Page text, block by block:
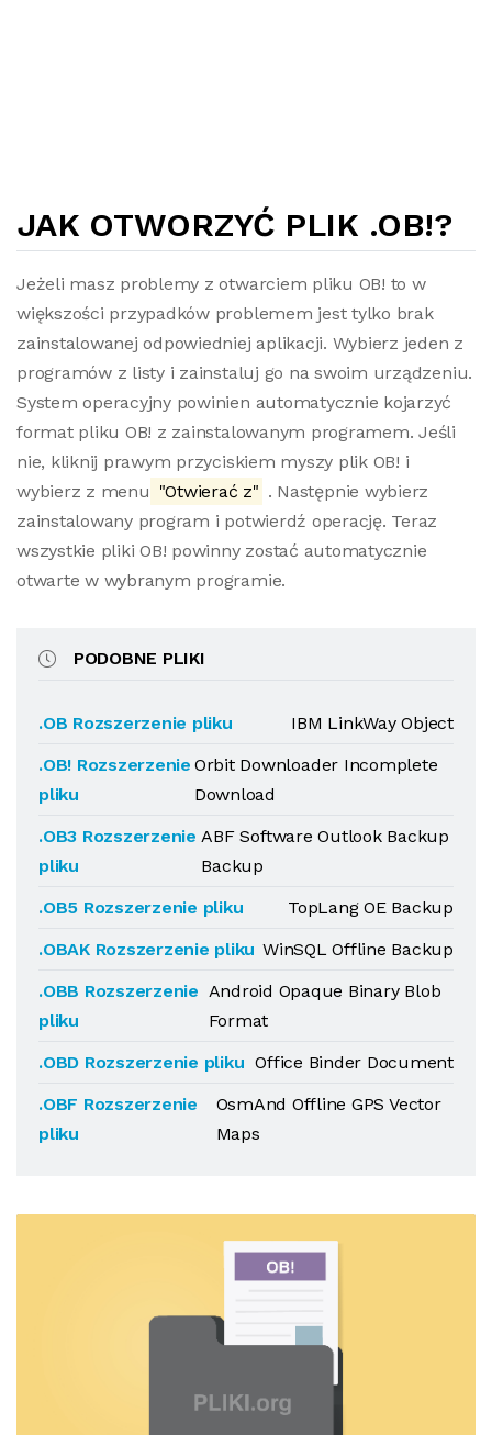
JAK OTWORZYĆ PLIK .OB!?
Jeżeli masz problemy z otwarciem pliku OB! to w
większości przypadków problemem jest tylko brak
zainstalowanej odpowiedniej aplikacji. Wybierz jeden z
programów z listy i zainstaluj go na swoim urządzeniu.
System operacyjny powinien automatycznie kojarzyć
format pliku OB! z zainstalowanym programem. Jeśli
nie, kliknij prawym przyciskiem myszy plik OB! i
wybierz z menu "Otwierać z" . Następnie wybierz
zainstalowany program i potwierdź operację. Teraz
wszystkie pliki OB! powinny zostać automatycznie
otwarte w wybranym programie.
PODOBNE PLIKI
.OB Rozszerzenie pliku
IBM LinkWay Object
.OB! Rozszerzenie
pliku
Orbit Downloader Incomplete
Download
.OB3 Rozszerzenie
pliku
ABF Software Outlook Backup
Backup
.OB5 Rozszerzenie pliku
TopLang OE Backup
.OBAK Rozszerzenie pliku WinSQL Offline Backup
.OBB Rozszerzenie
pliku
Android Opaque Binary Blob
Format
.OBD Rozszerzenie pliku Office Binder Document
.OBF Rozszerzenie
pliku
OsmAnd Offline GPS Vector
Maps